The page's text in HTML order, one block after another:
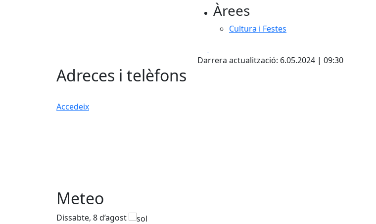
Àrees
Cultura i Festes
Darrera actualització: 6.05.2024 | 09:30
Adreces i telèfons
Accedeix
Meteo
Dissabte, 8 d’agost